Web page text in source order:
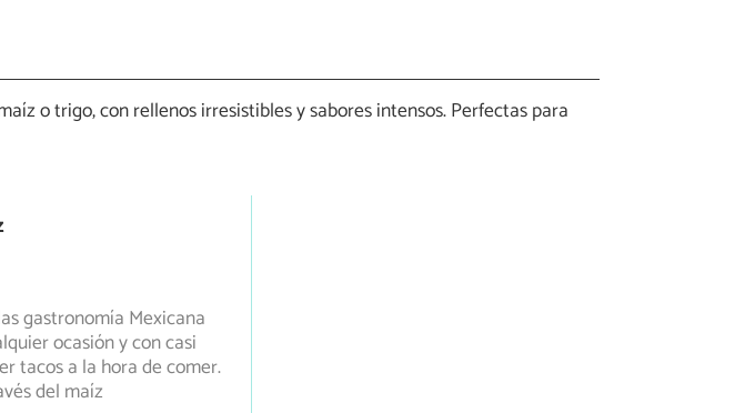
o trigo, con rellenos irresistibles y sabores intensos. Perfectas para
gastronomía Mexicana
ocasión y con casi
tacos a la hora de comer.
del maíz